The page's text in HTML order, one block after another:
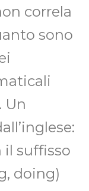
correla
sono
Un
il suffisso
doing)